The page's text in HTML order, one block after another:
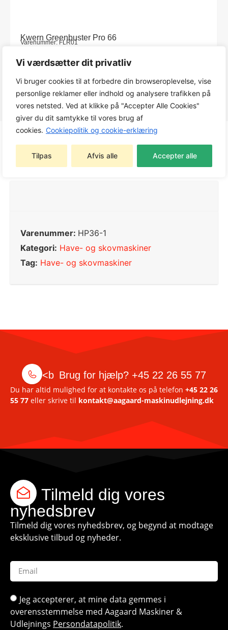
Vi værdsætter dit privatliv
Vi bruger cookies til at forbedre din browseroplevelse, vise
personlige reklamer eller indhold og analysere trafikken på
vores netsted. Ved at klikke på "Accepter Alle Cookies"
giver du dit samtykke til vores brug af
cookies. Cookiepolitik og cookie-erklæring
Tilpas Afvis alle Accepter alle
Kwern Greenbuster Pro 66
Varenummer: FLR01
Produktinfo
Varenummer: HP36-1
Kategori: Have- og skovmaskiner
Tag: Have- og skovmaskiner
<b Brug for hjælp? +45 22 26 55 77
Du har altid mulighed for at kontakte os på telefon +45 22 26
55 77 eller skrive til kontakt@aagaard-maskinudlejning.dk
Tilmeld dig vores
nyhedsbrev
Tilmeld dig vores nyhedsbrev, og begynd at modtage
eksklusive tilbud og nyheder.
Jeg accepterer, at mine data gemmes i
overensstemmelse med Aagaard Maskiner &
Udlejnings Persondatapolitik.